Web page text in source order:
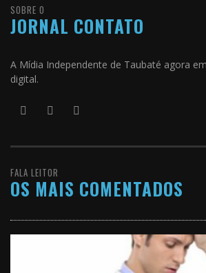
SOBRE O
JORNAL CONTATO
A Mídia Independente de Taubaté agora
digital.
FALA LEITOR
OS MAIS COMENTADOS